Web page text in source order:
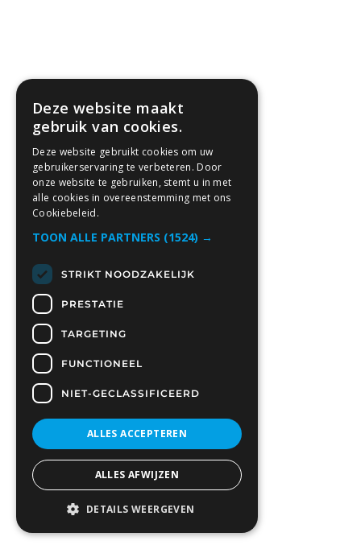
Deze website maakt
gebruik van cookies.
Deze website gebruikt cookies om uw
gebruikerservaring te verbeteren. Door
onze website te gebruiken, stemt u in met
alle cookies in overeenstemming met ons
Cookiebeleid.
TOON ALLE PARTNERS (1524) →
STRIKT NOODZAKELIJK
PRESTATIE
TARGETING
FUNCTIONEEL
NIET-GECLASSIFICEERD
ALLES ACCEPTEREN
ALLES AFWIJZEN
DETAILS WEERGEVEN